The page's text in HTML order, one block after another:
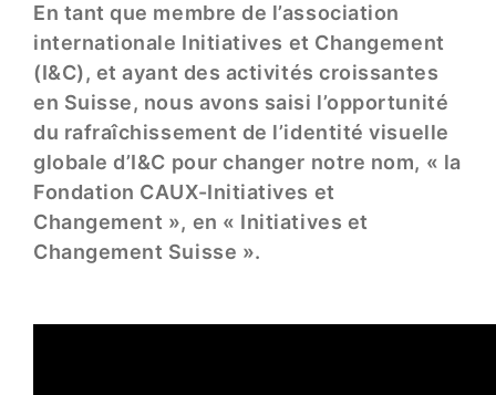
En tant que membre de l’association
internationale Initiatives et Changement
(I&C), et ayant des activités croissantes
en Suisse, nous avons saisi l’opportunité
du rafraîchissement de l’identité visuelle
globale d’I&C pour changer notre nom, « la
Fondation CAUX-Initiatives et
Changement », en « Initiatives et
Changement Suisse ».